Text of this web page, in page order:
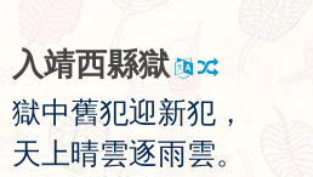
入靖西縣獄
獄中舊犯迎新犯 ，
天 上晴雲逐雨雲。